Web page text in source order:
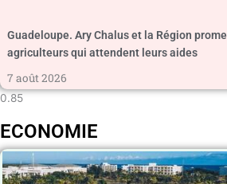
Guadeloupe. Ary Chalus et la Région
agriculteurs qui attendent leurs aides
7 août 2026
ECONOMIE